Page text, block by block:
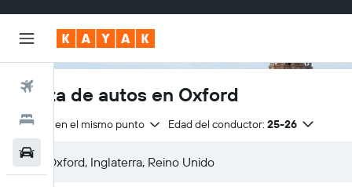
Vuelos
Hoteles
Renta de autos en Oxford
Entrega en el mismo punto Edad del conductor: 25-26